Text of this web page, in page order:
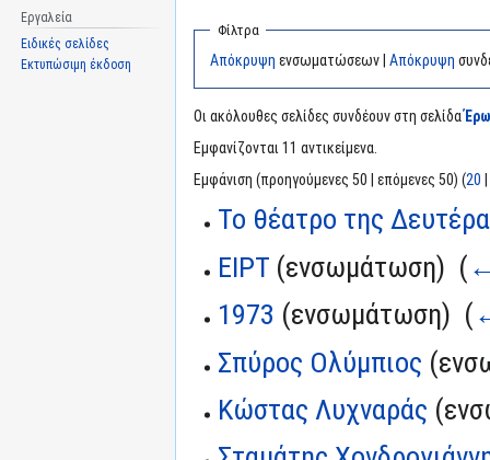
Φίλτρα
Απόκρυψη ενσωματώσεων | Απόκρυψη
Οι ακόλουθες σελίδες συνδέουν στη σελίδα
Εμφανίζονται 11 αντικείμενα.
Εμφάνιση (προηγούμενες 50 | επόμενες 50) (20
Το θέατρο της
ΕΙΡΤ (ενσωμάτωση) ‎ (
1973 (ενσωμάτωση) ‎ (
Σπύρος Ολύμπιος
Κώστας Λυχναράς
Εργαλεία
Ειδικές σελίδες
Εκτυπώσιμη έκδοση